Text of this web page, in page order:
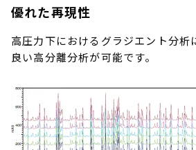
優れた再現性
高圧力下におけるグラジエント分析
良い高分離分析が可能です。